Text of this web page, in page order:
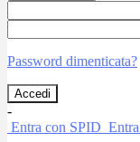
Password dimenticata?
-
Entra con SPID